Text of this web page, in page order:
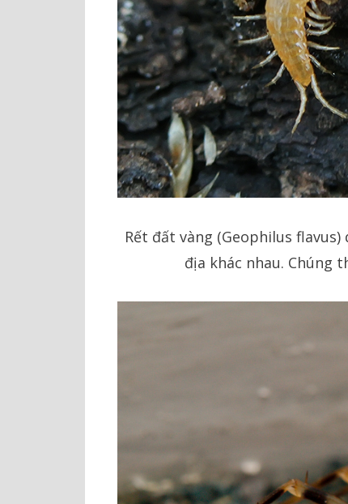
Rết đất vàng (Geophilus
địa khác nhau. Chúng